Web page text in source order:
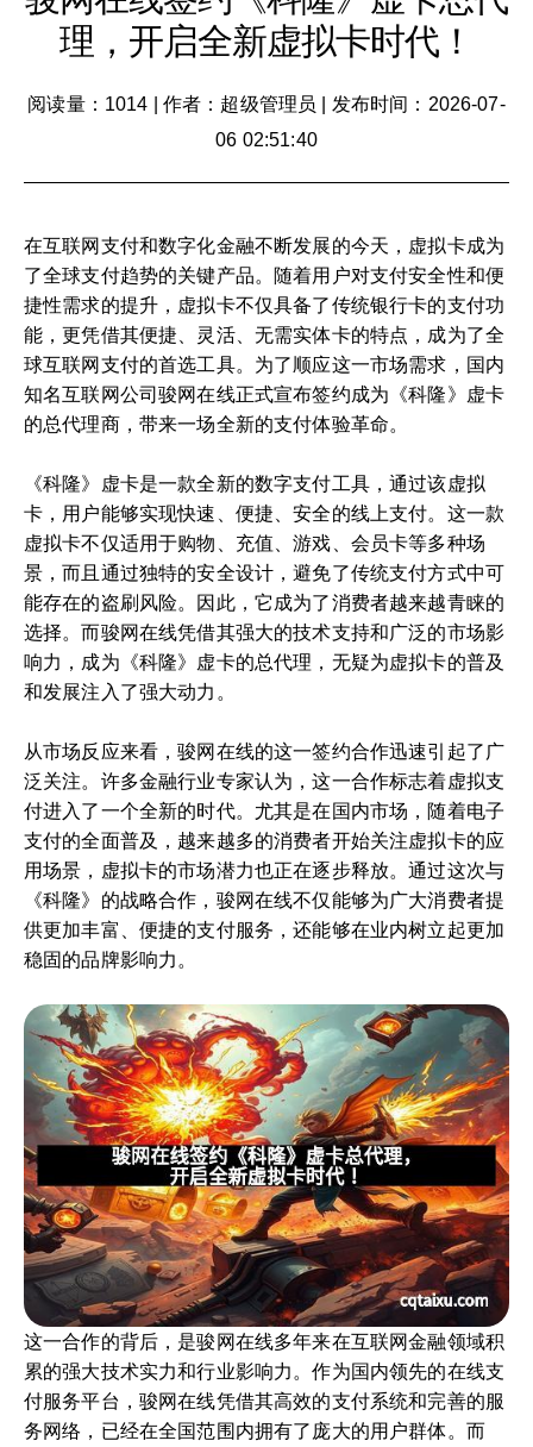
理，开启全新虚拟卡时代！
阅读量：1014 作者：超级管理员
发布时间：2026-07-
06 02:51:40
在互联网支付和数字化金融不断发展的今天，虚拟卡成为
了全球支付趋势的关键产品。随着用户对支付安全性和便
捷性需求的提升，虚拟卡不仅具备了传统银行卡的支付功
能，更凭借其便捷、灵活、无需实体卡的特点，成为了全
球互联网支付的首选工具。为了顺应这一市场需求，国内
知名互联网公司骏网在线正式宣布签约成为《科隆》虚卡
的总代理商，带来一场全新的支付体验革命。
《科隆》虚卡是一款全新的数字支付工具，通过该虚拟
卡，用户能够实现快速、便捷、安全的线上支付。这一款
虚拟卡不仅适用于购物、充值、游戏、会员卡等多种场
景，而且通过独特的安全设计，避免了传统支付方式中可
能存在的盗刷风险。因此，它成为了消费者越来越青睐的
选择。而骏网在线凭借其强大的技术支持和广泛的市场影
响力，成为《科隆》虚卡的总代理，无疑为虚拟卡的普及
和发展注入了强大动力。
从市场反应来看，骏网在线的这一签约合作迅速引起了广
泛关注。许多金融行业专家认为，这一合作标志着虚拟支
付进入了一个全新的时代。尤其是在国内市场，随着电子
支付的全面普及，越来越多的消费者开始关注虚拟卡的应
用场景，虚拟卡的市场潜力也正在逐步释放。通过这次与
《科隆》的战略合作，骏网在线不仅能够为广大消费者提
供更加丰富、便捷的支付服务，还能够在业内树立起更加
稳固的品牌影响力。
这一合作的背后，是骏网在线多年来在互联网金融领域积
累的强大技术实力和行业影响力。作为国内领先的在线支
付服务平台，骏网在线凭借其高效的支付系统和完善的服
务网络，已经在全国范围内拥有了庞大的用户群体。而